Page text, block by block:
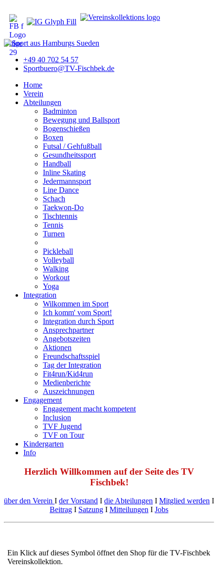
+49 40 702 54 57
Sportbuero@TV-Fischbek.de
Home
Verein
Abteilungen
Badminton
Bewegung und Ballsport
Bogenschießen
Boxen
Futsal / Gehfußball
Gesundheitssport
Handball
Inline Skating
Jedermannsport
Line Dance
Schach
Taekwon-Do
Tischtennis
Tennis
Turnen
Pickleball
Volleyball
Walking
Workout
Yoga
Integration
Wilkommen im Sport
Ich komm' vom Sport!
Integration durch Sport
Ansprechpartner
Angebotszeiten
Aktionen
Freundschaftsspiel
Tag der Integration
Fit4run/Kid4run
Medienberichte
Auszeichnungen
Engagement
Engagement macht kompetent
Inclusion
TVF Jugend
TVF on Tour
Kindergarten
Info
Herzlich Willkommen auf der Seite des TV
Fischbek!
über den Verein Ι der Vorstand Ι die Abteilungen Ι Mitglied werden Ι
Beitrag Ι Satzung Ι Mitteilungen Ι Jobs
Ein Klick auf dieses Symbol öffnet den Shop für die TV-Fischbek
Vereinskollektion.